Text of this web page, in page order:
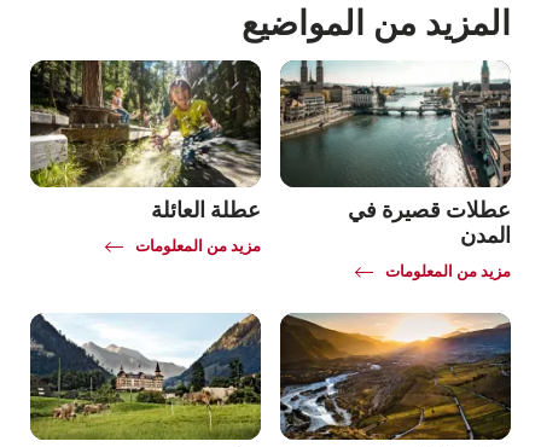
المزيد من المواضيع
عطلات قصيرة في
المدن
مزيد من المعلوماتCommon.Of
قصيرة
في
المدن
عطلة العائلة
مزيد من المعلوماتCommon.Of